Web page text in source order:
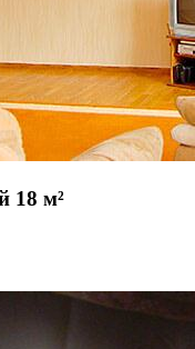
18 м²